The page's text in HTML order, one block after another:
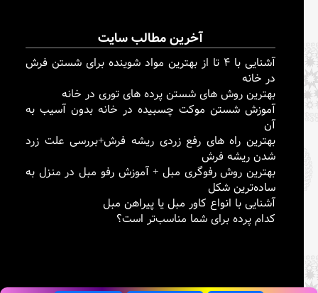
آخرین مطالب سایت
آشنایی با ۴ تا از بهترین مواد شوینده برای شستن فرش
در خانه
بهترین روش های شستن پرده های توری در خانه
آموزش شستن موکت چسبیده در خانه بدون آسیب به
آن
بهترین راه های رفع زردی ریشه فرش+بررسی علت زرد
شدن ریشه فرش
بهترین روش رفوگری مبل + آموزش رفو مبل در منزل به
ساده‌ترین شکل
آشنایی با انواع کاور مبل یا پیراهن مبل
کدام پرده برای شما مناسب‌تر است؟